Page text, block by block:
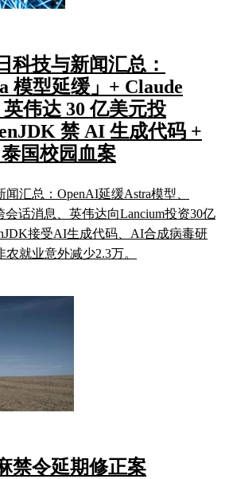
科技与新闻汇总：
模型延缓」+ Claude
伟达 30 亿美元投
禁 AI 生成代码 +
国校园血案
汇总：OpenAI延缓Astra模型、
会话消息、英伟达向Lancium投资30亿
接受AI生成代码、AI合成病毒研
就业意外减少2.3万。
禁令延期修正案